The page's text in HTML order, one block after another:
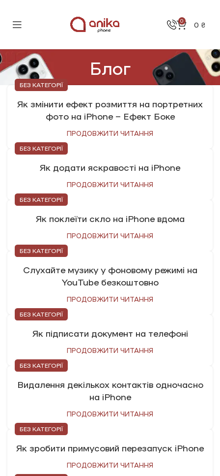
0 0 ₴
Блог
БЕЗ КАТЕГОРІЇ
Як змінити ефект розмиття на портретних
фото на iPhone – Ефект Боке
ПРОДОВЖИТИ ЧИТАННЯ
БЕЗ КАТЕГОРІЇ
Як додати яскравості на iPhone
ПРОДОВЖИТИ ЧИТАННЯ
БЕЗ КАТЕГОРІЇ
Як поклеїти скло на iPhone вдома
ПРОДОВЖИТИ ЧИТАННЯ
БЕЗ КАТЕГОРІЇ
Слухайте музику у фоновому режимі на
YouTube безкоштовно
ПРОДОВЖИТИ ЧИТАННЯ
БЕЗ КАТЕГОРІЇ
Як підписати документ на телефоні
ПРОДОВЖИТИ ЧИТАННЯ
БЕЗ КАТЕГОРІЇ
Видалення декількох контактів одночасно
на iPhone
ПРОДОВЖИТИ ЧИТАННЯ
БЕЗ КАТЕГОРІЇ
Як зробити примусовий перезапуск iPhone
ПРОДОВЖИТИ ЧИТАННЯ